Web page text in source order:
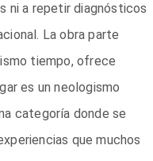
ni a repetir diagnósticos
La obra parte
tiempo, ofrece
es un neologismo
categoría donde se
que muchos